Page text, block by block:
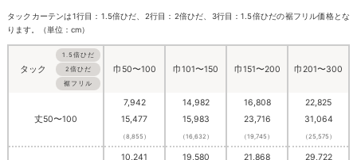
タックカーテンは1行目：1.5倍ひだ、2行目：2倍ひだ、3行目：1.5倍ひだの裾フリル価格とな
ります。（単位：cm）
タック
1.5倍ひだ
2倍ひだ
裾フリル
巾50〜100 巾101〜150 巾151〜200 巾201〜300
丈50〜100
7,942
15,477
（8,855）
14,982
15,983
（16,632）
16,808
23,716
（19,745）
22,825
31,064
（25,575）
10,241
19,580
21,868
29,722